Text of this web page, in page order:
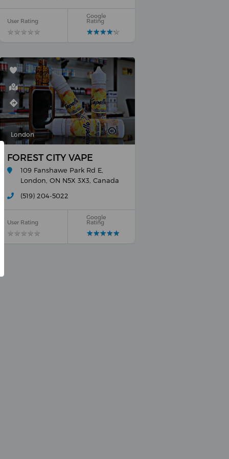
User Rating
★★★★★
★★★★★
Google
Rating
★★★★★
★★★★★
London
FOREST CITY VAPE
109 Fanshawe Park Rd E,
London, ON N5X 3X3, Canada
(519) 204-5022
User Rating
★★★★★
★★★★★
Google
Rating
★★★★★
★★★★★